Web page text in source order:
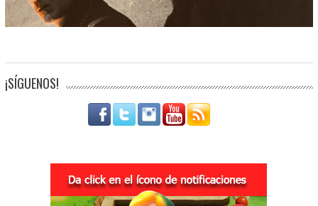
¡SÍGUENOS!